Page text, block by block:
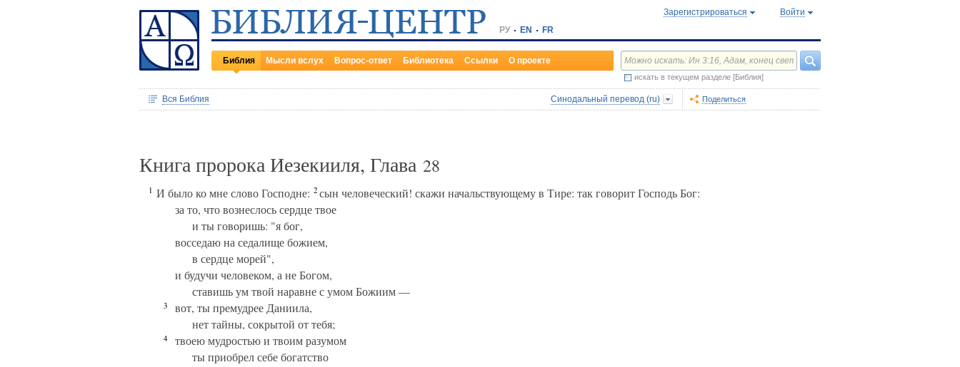
РУ EN FR
Зарегистрироваться Войти
Библия Мысли вслух Вопрос-ответ Библиотека Ссылки О проекте
искать в текущем разделе [Библия]
Вся Библия Синодальный перевод (ru) Поделиться
Книга пророка Иезекииля, Глава 28
1 И было ко мне слово Господне: 2сын человеческий! скажи начальствующему в Тире: так говорит Господь Бог:
за то, что вознеслось сердце твое
и ты говоришь: "я бог,
восседаю на седалище божием,
в сердце морей",
и будучи человеком, а не Богом,
ставишь ум твой наравне с умом Божиим —
3
вот, ты премудрее Даниила,
нет тайны, сокрытой от тебя;
4
твоею мудростью и твоим разумом
ты приобрел себе богатство